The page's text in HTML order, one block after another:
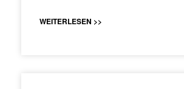
WEITERLESEN >>